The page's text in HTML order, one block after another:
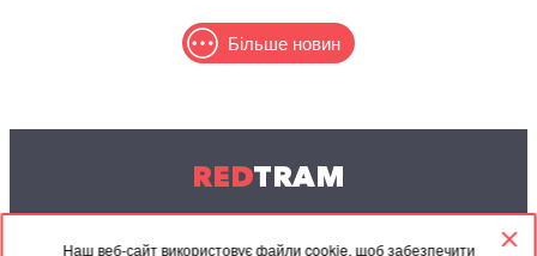
Наш веб-сайт використовує файли cookie, щоб забезпечити
Більше новин
REDTRAM
© 2004-2026 Redtram, Ltd.